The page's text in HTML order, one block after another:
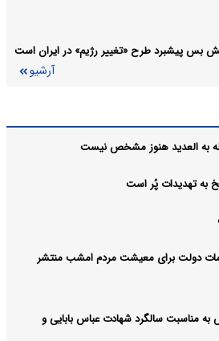
بس پیشبرد طرح «تغییر رژیم» در ایران است
آرشیو
به العدید هنوز مشخص نیست
به تهدیدات پُر است
دولت برای معیشت مردم امشب منتشر
به مناسبت سالگرد شهادت عباس بابایی و